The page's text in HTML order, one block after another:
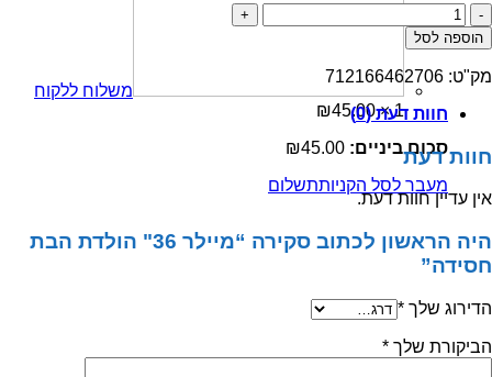
משלוח ללקוח
1 ×
₪45.00
סכום ביניים:
₪45.00
מעבר לסל הקניותתשלום
כמות
של
מיילר
36"
הולדת
הבת
הוספה לסל
מק"ט: 712166462706
חוות דעת (0)
חוות דעת
אין עדיין חוות דעת.
היה הראשון לכתוב סקירה “מיילר 36" הולדת הבת
חסידה”
הדירוג שלך *
הביקורת שלך *